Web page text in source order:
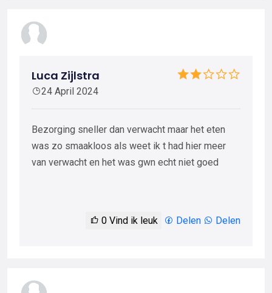
Luca Zijlstra
24 April 2024
Bezorging sneller dan verwacht maar het eten
was zo smaakloos als weet ik t had hier meer
van verwacht en het was gwn echt niet goed
0 Vind ik leuk Delen Delen